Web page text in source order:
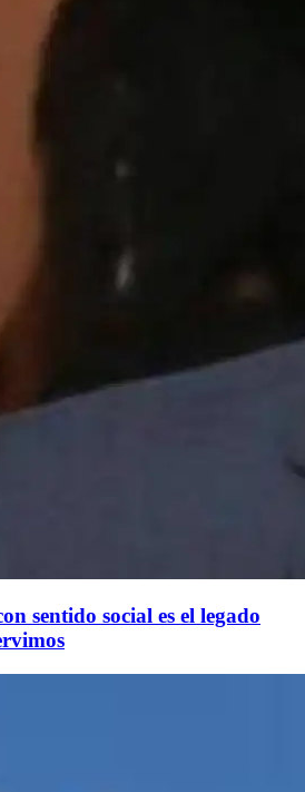
sentido social es el legado